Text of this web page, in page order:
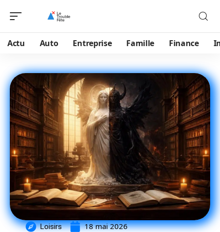
Actu Auto Entreprise Famille Finance
Loisirs 18 mai 2026